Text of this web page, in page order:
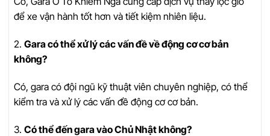
để xe vận hành tốt hơn và tiết kiệm nhiên liệu.
2. Gara có thể xử lý các vấn đề về động cơ cơ bản
không?
Có, gara có đội ngũ kỹ thuật viên chuyên nghiệp, có thể
kiểm tra và xử lý các vấn đề động cơ cơ bản.
3. Có thể đến gara vào Chủ Nhật không?